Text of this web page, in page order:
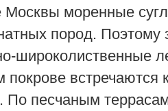
Москвы моренные
пород. Поэтому
широколиственные
покрове встречаются
По песчаным